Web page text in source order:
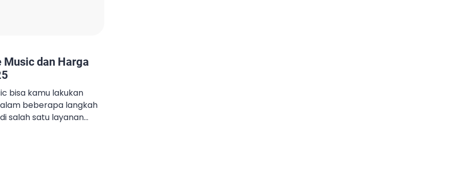
Music dan Harga
bisa kamu lakukan
beberapa langkah
salah satu layanan